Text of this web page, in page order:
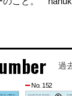
過
No. 152